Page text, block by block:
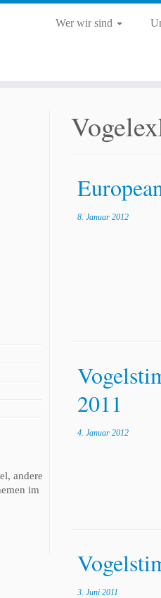
Wer wir sind
andere
im
8. Januar 2012
2011
4. Januar 2012
3. Juni 2011